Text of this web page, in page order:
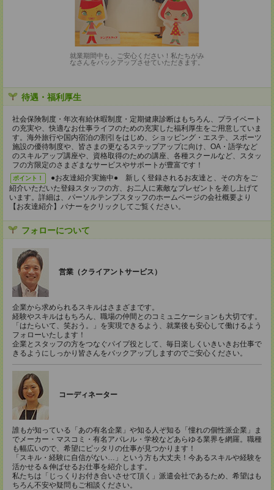
就業期間中も、ご安心ください！私たちがみ
なさんをバックアップさせていただきます。
待遇・福利厚生
社会保険制度・年次有給休暇制度・定期健康診断はもちろん、プライベート
の充実や、快適なお仕事ライフのための充実した福利厚生をご用意していま
す。海外旅行や国内宿泊の割引をはじめ、ショッピング・エステ、スポーツ
施設の優待制度や、皆さまの更なるステップアップに向け、OA・語学など
のスキルアップ講座や、資格取得のための講座、各種スクールなど、スタッ
フの方限定のさまざまなサービスやサポートが豊富です！
ポイント！
●お友達紹介実施中● 新しく登録されるお友達と、その方をご
紹介いただいた登録スタッフの方、お二人に素敵なプレゼントを差し上げて
います。詳細は、パーソルテンプスタッフのホームページの会社概要より
【お友達紹介】バナーをクリックしてご覧ください。
フォローについて
営業（クライアントサービス）
企業から求められるスキルはさまざまです。
経験やスキルはもちろん、職場の仲間とのコミュニケーションも大切です。
「はたらいて、笑おう。」を実現できるよう、就業後も安心して働けるよう
フォローいたします！
企業とスタッフの方をつなぐパイプ役として、毎日楽しくいきいきお仕事で
きるようにしっかり皆さんをバックアップしますのでご安心ください。
コーディネーター
誰もが知っている「あの有名企業」や知る人ぞ知る「憧れの個性派企業」ま
でメーカー・マスコミ・有名アパレル・学校などあらゆる業界を網羅。職種
も幅広いので、希望にピッタリの仕事が見つかります！
「スキル・経験に自信がない…」という方も大丈夫！今あるスキルや経験を
活かせる＆伸ばせるお仕事を紹介します。
私たちは「じっくりお付き合いさせて頂く」派遣会社であるため、希望はも
ちろん不安や疑問もご相談ください。